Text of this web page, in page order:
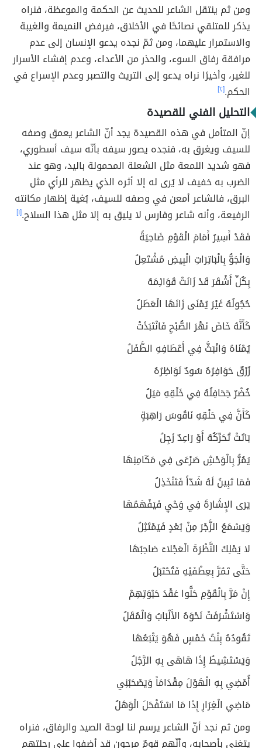
ومن ثم ينتقل الشاعر للحديث عن الحكمة والموعظة، فنراه
يذكر للمتلقي نصائحًا في الأخلاق، فيرفض النميمة والغيبة
والاستمرار عليهما، ومن ثمّ نجده يدعو الإنسان إلى عدم
مرافقة رفاق السوء، والحذر من الأعداء، وعدم إفشاء الأسرار
للغير، وأخيرًا نراه يدعو إلى التريث والتصبر وعدم الإسراع في
الحكم.[٢]
التحليل الفني للقصيدة
إنّ المتأمل في هذه القصيدة يجد أنّ الشاعر يعمق وصفه
للسيف ويغرق به، فنجده يصور سيفه بأنّه سيف أسطوري،
فهو شديد اللمعة مثل الشعلة المحمولة باليد، وهو عند
الضرب به خفيف لا يُرى له إلا أثره الذي يظهر للرأي مثل
البرق، فالشاعر أمعن في وصفه للسيف، بُغية إظهار مكانته
الرفيعة، وأنه شاعر وفارس لا يليق به إلا مثل هذا السلاح.[١]
فَقَدْ أَسِيرُ أَمَامَ الْقَوْمِ ضَاحِيَةً
وَالْجَوُّ بِالْبَاتِرَاتِ الْبِيضِ مُشْتَعِلُ
بِكُلِّ أَشْقَرَ قَدْ زَانَتْ قَوَائِمَهُ
حُجُولُهُ غَيْرَ يُمْنَى زَانَهَا الْعَطَلُ
كَأَنَّهُ خَاضَ نَهْرَ الصُّبْحِ فَانْتَبَذَتْ
يُمْنَاهُ وَانْبَثَّ فِي أَعْطَافِهِ الطَّفَلُ
زُرْقٌ حَوَافِرُهُ سُودٌ نَوَاظِرُهُ
خُضْرٌ جَحَافِلُهُ فِي خَلْقِهِ مَيَلُ
كَأَنَّ فِي حَلْقِهِ نَاقُوسَ رَاهِبَةٍ
بَاتَتْ تُحَرِّكُهُ أَوْ رَاعِدٌ زَجِلُ
يَمُرُّ بِالْوَحْشِ صَرْعَى فِي مَكَامِنِهَا
فَمَا تَبِينُ لَهُ شَدّاً فَتَنْخَذِلُ
يَرَى الإِشَارَةَ فِي وَحْيٍ فَيَفْهَمُهَا
وَيَسْمَعُ الزَّجْرَ مِنْ بُعْدٍ فَيَمْتَثِلُ
لا يَمْلِكُ النَّظْرَةَ الْعَجْلاءَ صَاحِبُهَا
حَتَّى تَمُرَّ بِعِطْفَيْهِ فَتُحْتَبَلُ
إِنْ مَرَّ بِالْقَوْمِ حَلُّوا عَقْدَ حَبْوَتِهِمْ
وَاسْتَشْرَفَتْ نَحْوَهُ الأَلْبَابُ وَالْمُقَلُ
تَقُودُهُ بِنْتُ خَمْسٍ فَهُوَ يَتْبَعُهَا
وَيَسْتَشِيطُ إِذَا هَاهَى بِهِ الرَّجُلُ
أُمْضِي بِهِ الْهَوْلَ مِقْدَامَاً وَيَصْحَبُنِي
مَاضِي الْغِرَارِ إِذَا مَا اسْتَفْحَلَ الْوَهَلُ
ومن ثم نجد أنّ الشاعر يرسم لنا لوحة الصيد والرفاق، فنراه
يتغنى بأصحابه، وأنّهم قومٌ مرحون قد أضفوا على رحلتهم